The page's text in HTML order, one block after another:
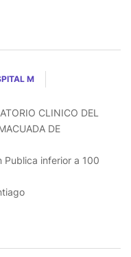
M
CLINICO DEL
DE
Publica inferior a 100